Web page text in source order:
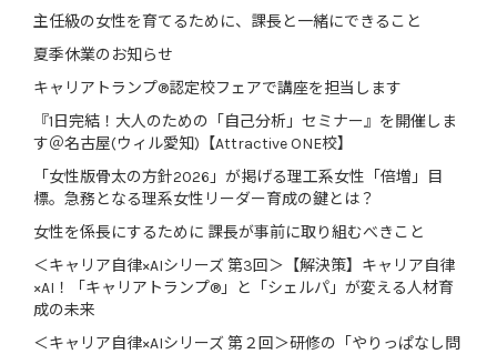
主任級の女性を育てるために、課長と一緒にできること
夏季休業のお知らせ
キャリアトランプ®認定校フェアで講座を担当します
『1日完結！大人のための「自己分析」セミナー』を開催しま
す＠名古屋(ウィル愛知)【Attractive ONE校】
「女性版骨太の方針2026」が掲げる理工系女性「倍増」目
標。急務となる理系女性リーダー育成の鍵とは？
女性を係長にするために 課長が事前に取り組むべきこと
＜キャリア自律×AIシリーズ 第3回＞【解決策】キャリア自律
×AI！「キャリアトランプ®」と「シェルパ」が変える人材育
成の未来
＜キャリア自律×AIシリーズ 第２回＞研修の「やりっぱなし問